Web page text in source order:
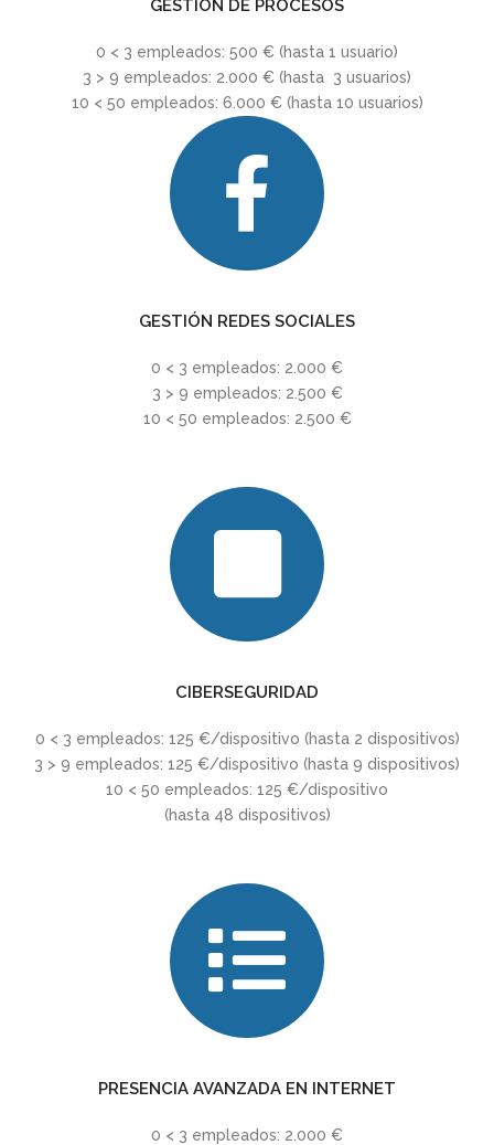
GESTIÓN DE PROCESOS
0 < 3 empleados: 500 € (hasta 1 usuario)
3 > 9 empleados: 2.000 € (hasta 3 usuarios)
10 < 50 empleados: 6.000 € (hasta 10 usuarios)
GESTIÓN REDES SOCIALES
0 < 3 empleados: 2.000 €
3 > 9 empleados: 2.500 €
10 < 50 empleados: 2.500 €
CIBERSEGURIDAD
0 < 3 empleados: 125 €/dispositivo (hasta 2 dispositivos)
3 > 9 empleados: 125 €/dispositivo (hasta 9 dispositivos)
10 < 50 empleados: 125 €/dispositivo
(hasta 48 dispositivos)
PRESENCIA AVANZADA EN INTERNET
0 < 3 empleados: 2.000 €